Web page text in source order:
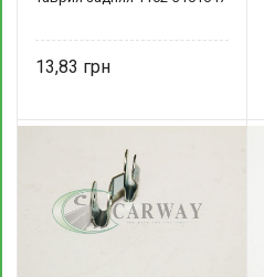
13,83